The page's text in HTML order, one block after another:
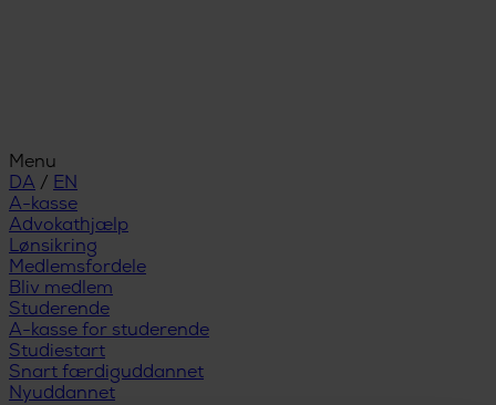
Menu
DA / EN
A-kasse
Advokathjælp
Lønsikring
Medlemsfordele
Bliv medlem
Studerende
A-kasse for studerende
Studiestart
Snart færdiguddannet
Nyuddannet